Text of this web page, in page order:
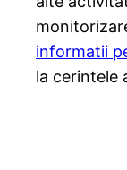
informatii
la cerintele